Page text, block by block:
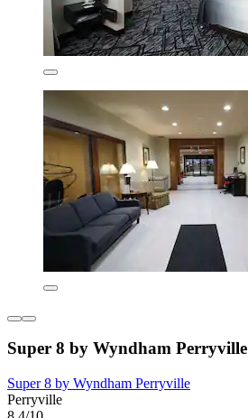
Super 8 by Wyndham Perryville
Super 8 by Wyndham Perryville
Perryville